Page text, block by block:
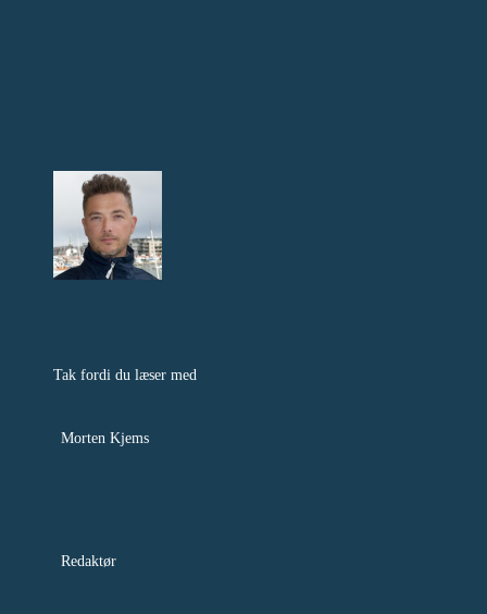
Tak fordi du læser med
Morten Kjems
Redaktør